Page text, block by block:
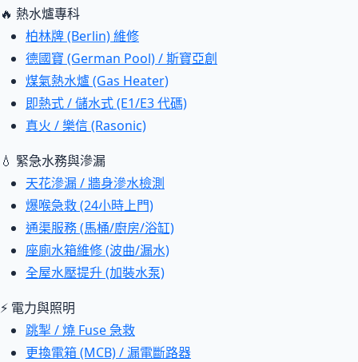
🔥 熱水爐專科
柏林牌 (Berlin) 維修
德國寶 (German Pool) / 斯寶亞創
煤氣熱水爐 (Gas Heater)
即熱式 / 儲水式 (E1/E3 代碼)
真火 / 樂信 (Rasonic)
💧 緊急水務與滲漏
天花滲漏 / 牆身滲水檢測
爆喉急救 (24小時上門)
通渠服務 (馬桶/廚房/浴缸)
座廁水箱維修 (波曲/漏水)
全屋水壓提升 (加裝水泵)
⚡ 電力與照明
跳掣 / 燒 Fuse 急救
更換電箱 (MCB) / 漏電斷路器